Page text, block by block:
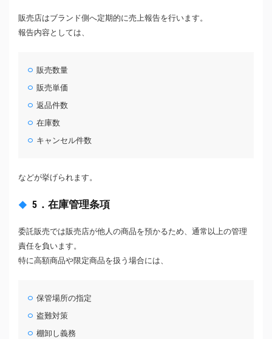
販売店はブランド側へ定期的に売上報告を行います。
報告内容としては、
販売数量
販売単価
返品件数
在庫数
キャンセル件数
などが挙げられます。
5．在庫管理条項
委託販売では販売店が他人の商品を預かるため、通常以上の管理
責任を負います。
特に高額商品や限定商品を扱う場合には、
保管場所の指定
盗難対策
棚卸し義務